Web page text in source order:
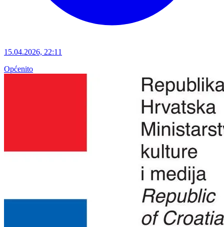
15.04.2026, 22:11
Općenito